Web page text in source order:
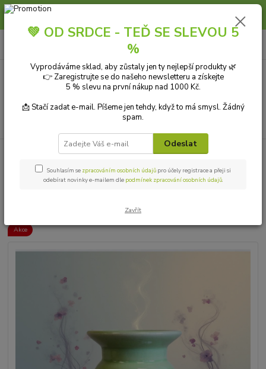
Slunce, koupání a horko dávají vlasům zabrat. Dopřejte jim šetrnou péči s
CZK
EKOLOGICKÁ DOMÁCNOST Aroma lampy
Ancient Wisdom
Ancient Wisdom Květinová
Aroma Lampa Limetková
Akce
💚 OD SRDCE - TEĎ SE SLEVOU 5
%
Vyprodáváme sklad, aby zůstaly jen ty nejlepší produkty 🌿
👉 Zaregistrujte se do našeho newsletteru a získejte
5 % slevu na první nákup nad 1000 Kč.
📩 Stačí zadat e-mail. Píšeme jen tehdy, když to má smysl. Žádný
spam.
Odeslat
Souhlasím se zpracováním osobních údajů pro účely registrace a přeji si
odebírat novinky e-mailem dle podmínek zpracování osobních údajů.
Zavřít